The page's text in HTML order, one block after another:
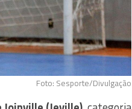
Foto: Sesporte/Divulgação